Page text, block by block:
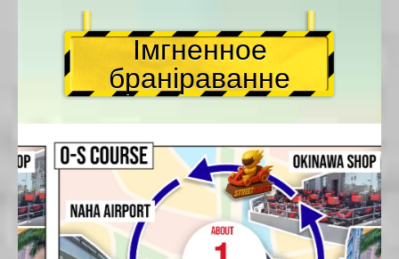
Імгненное
браніраванне